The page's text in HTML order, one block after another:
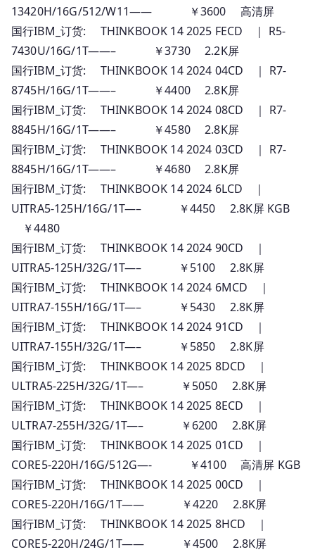
13420H/16G/512/W11—— ￥3600 高清屏
国行IBM_订货: THINKBOOK 14 2025 FECD ｜ R5-
7430U/16G/1T——– ￥3730 2.2K屏
国行IBM_订货: THINKBOOK 14 2024 04CD ｜ R7-
8745H/16G/1T——– ￥4400 2.8K屏
国行IBM_订货: THINKBOOK 14 2024 08CD ｜ R7-
8845H/16G/1T——– ￥4580 2.8K屏
国行IBM_订货: THINKBOOK 14 2024 03CD ｜ R7-
8845H/16G/1T——– ￥4680 2.8K屏
国行IBM_订货: THINKBOOK 14 2024 6LCD ｜
UITRA5-125H/16G/1T—– ￥4450 2.8K屏 KGB
￥4480
国行IBM_订货: THINKBOOK 14 2024 90CD ｜
UITRA5-125H/32G/1T—– ￥5100 2.8K屏
国行IBM_订货: THINKBOOK 14 2024 6MCD ｜
UITRA7-155H/16G/1T—– ￥5430 2.8K屏
国行IBM_订货: THINKBOOK 14 2024 91CD ｜
UITRA7-155H/32G/1T—– ￥5850 2.8K屏
国行IBM_订货: THINKBOOK 14 2025 8DCD ｜
ULTRA5-225H/32G/1T—– ￥5050 2.8K屏
国行IBM_订货: THINKBOOK 14 2025 8ECD ｜
ULTRA7-255H/32G/1T—– ￥6200 2.8K屏
国行IBM_订货: THINKBOOK 14 2025 01CD ｜
CORE5-220H/16G/512G—- ￥4100 高清屏 KGB
国行IBM_订货: THINKBOOK 14 2025 00CD ｜
CORE5-220H/16G/1T—— ￥4220 2.8K屏
国行IBM_订货: THINKBOOK 14 2025 8HCD ｜
CORE5-220H/24G/1T—— ￥4500 2.8K屏